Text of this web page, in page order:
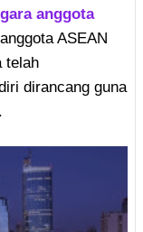
anggota
ASEAN
telah
dirancang guna